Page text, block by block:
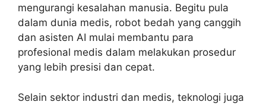
mengurangi kesalahan manusia. Begitu pula
dalam dunia medis, robot bedah yang canggih
dan asisten AI mulai membantu para
profesional medis dalam melakukan prosedur
yang lebih presisi dan cepat.
Selain sektor industri dan medis, teknologi juga